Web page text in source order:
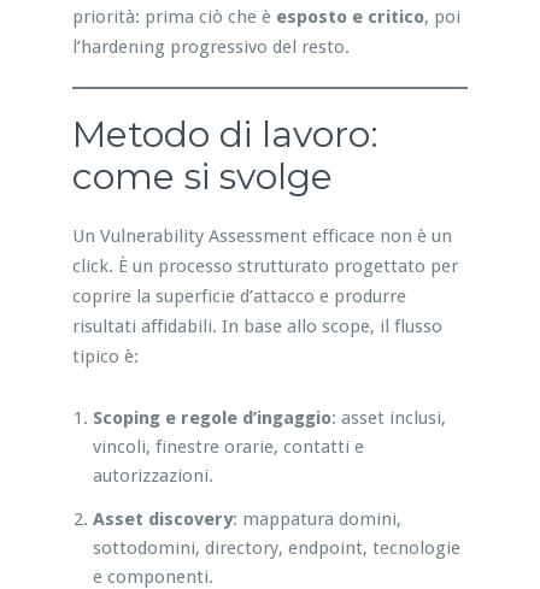
priorità: prima ciò che è esposto e critico, poi
l’hardening progressivo del resto.
Metodo di lavoro:
come si svolge
Un Vulnerability Assessment efficace non è un
click. È un processo strutturato progettato per
coprire la superficie d’attacco e produrre
risultati affidabili. In base allo scope, il flusso
tipico è:
Scoping e regole d’ingaggio: asset inclusi,
vincoli, finestre orarie, contatti e
autorizzazioni.
Asset discovery: mappatura domini,
sottodomini, directory, endpoint, tecnologie
e componenti.